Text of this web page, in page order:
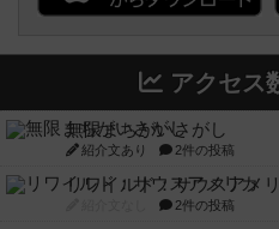
アクセス
無限まちがいさがし
紹介文あり 2件の投稿
リワイルド：サウスアメ
2件の投稿